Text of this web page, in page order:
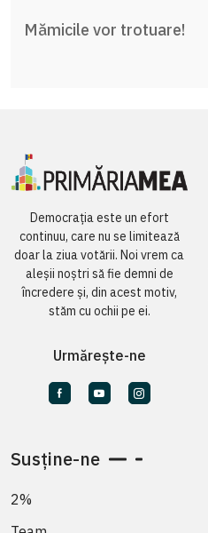
Mămicile vor trotuare!
Democrația este un efort
continuu, care nu se limitează
doar la ziua votării. Noi vrem ca
aleșii noștri să fie demni de
încredere și, din acest motiv,
stăm cu ochii pe ei.
Urmărește-ne
Susține-ne
2%